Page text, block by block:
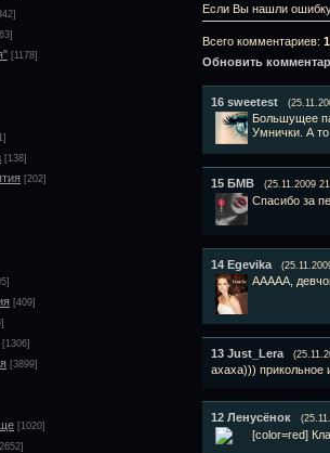
[1178]
[138]
[202]
[409]
[1306]
[3899]
[1020]
Если Вы нашли ошибку
Всего комментариев:
Обновить
16 sweetest
Большущее
Умнички. А
15 БМВ (25.11.2009
Спасибо за
14 Egevika
ААААА,
13 Just_Lera
ахаха))) прикольное
12 Ленусёнок
[color=red]